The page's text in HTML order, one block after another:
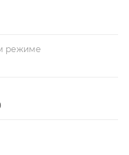
режиме